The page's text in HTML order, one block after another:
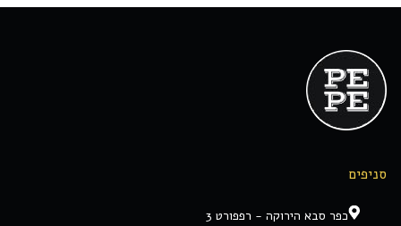
סניפים
כפר סבא הירוקה - רפפורט 3